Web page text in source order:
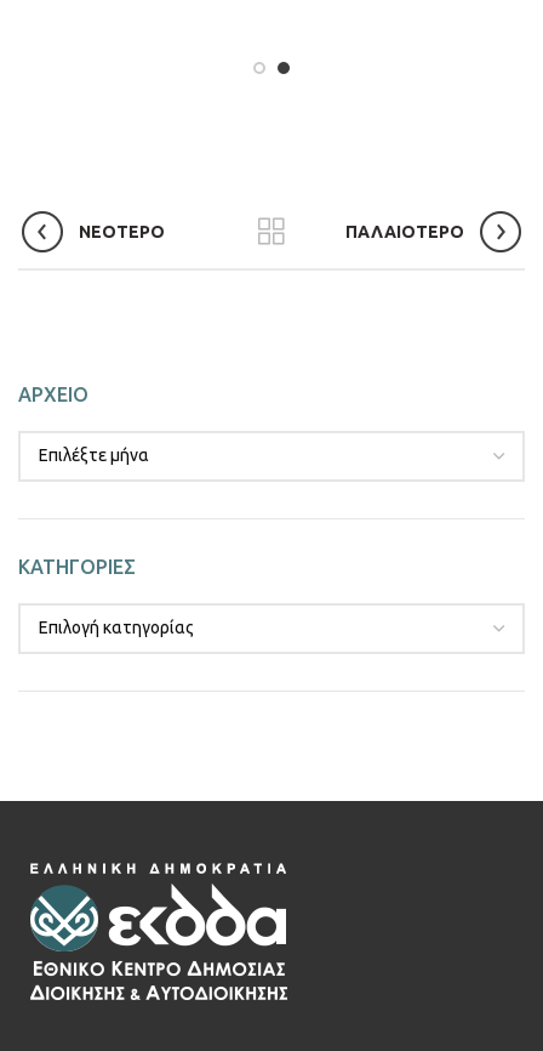
ΝΕΟΤΕΡΟ ΠΑΛΑΙΟΤΕΡΟ
ΑΡΧΕΙΟ
ΚΑΤΗΓΟΡΙΕΣ